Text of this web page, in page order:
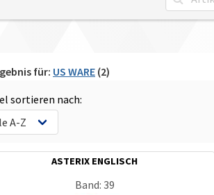
für: US WARE (2)
sortieren nach:
ASTERIX ENGLISCH
Band: 39